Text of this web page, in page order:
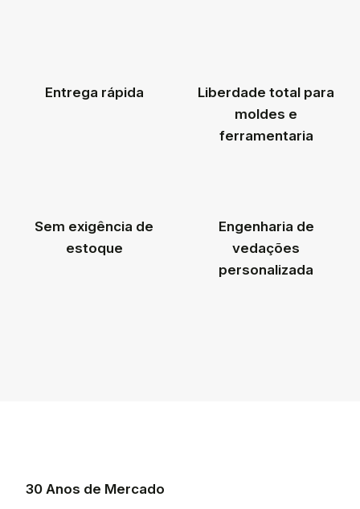
Entrega rápida
Liberdade total para
moldes e
ferramentaria
Sem exigência de
estoque
Engenharia de
vedações
personalizada
30 Anos de Mercado